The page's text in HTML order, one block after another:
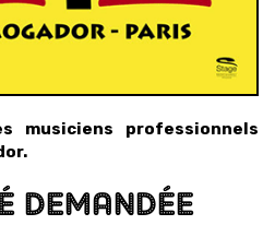
musiciens professionnels
DEMANDÉE